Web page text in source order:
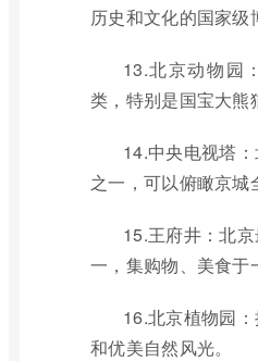
历史和文化的国家级
13.北京动物园
类，特别是国宝大熊
14.中央电视塔
之一，可以俯瞰京城
15.王府井：北
一，集购物、美食于
16.北京植物园
和优美自然风光。